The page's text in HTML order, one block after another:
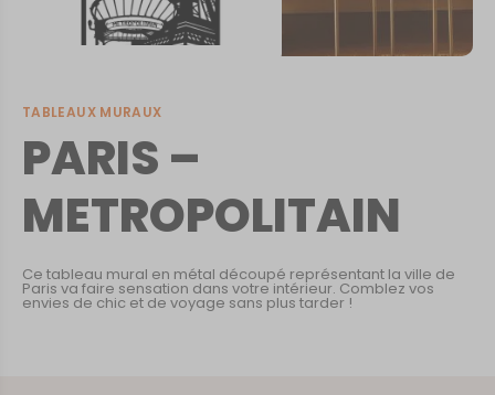
TABLEAUX MURAUX
PARIS –
METROPOLITAIN
Ce tableau mural en métal découpé représentant la ville de
Paris va faire sensation dans votre intérieur. Comblez vos
envies de chic et de voyage sans plus tarder !